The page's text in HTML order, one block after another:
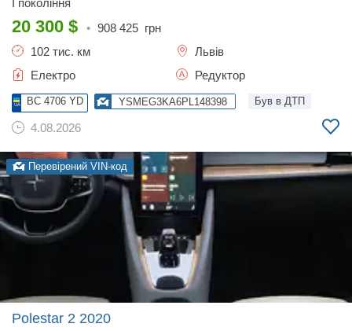
I покоління
20 300 $ • 908 425 грн
102 тис. км
Львів
Електро
Редуктор
BC 4706 YD YSMEG3KA6PL148398 Був в ДТП
4.08.2026
Перевірений VIN-код
Polestar 2 2020